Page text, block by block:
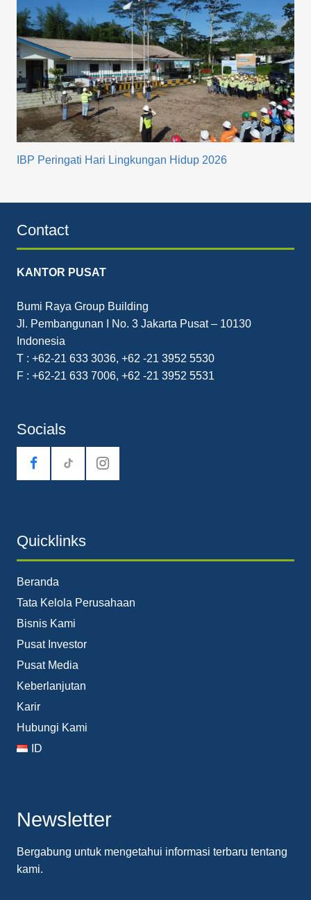
IBP Peringati Hari Lingkungan Hidup 2026
Contact
KANTOR PUSAT
Bumi Raya Group Building
Jl. Pembangunan I No. 3 Jakarta Pusat – 10130
Indonesia
T : +62-21 633 3036, +62 -21 3952 5530
F : +62-21 633 7006, +62 -21 3952 5531
Socials
tiktok
Quicklinks
Beranda
Tata Kelola Perusahaan
Bisnis Kami
Pusat Investor
Pusat Media
Keberlanjutan
Karir
Hubungi Kami
ID
Newsletter
Bergabung untuk mengetahui informasi terbaru tentang
kami.